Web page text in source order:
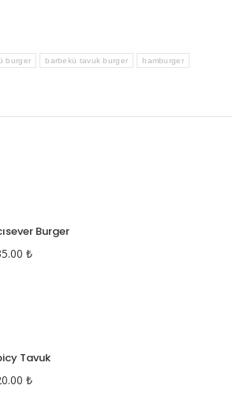
burger barbekü tavuk burger hamburger
Burger
₺
Tavuk
₺